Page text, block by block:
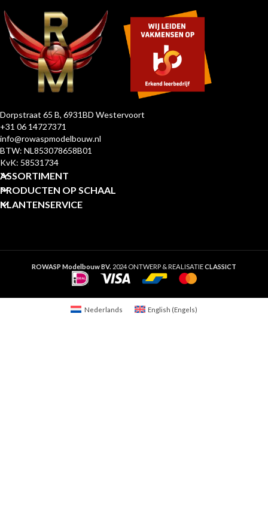
Dorpstraat 65 B, 6931BD Westervoort
+31 06 14727371
info@rowaspmodelbouw.nl
BTW: NL853078658B01
KvK: 58531734
ASSORTIMENT
PRODUCTEN OP SCHAAL
KLANTENSERVICE
ROWASP Modelbouw BV. 2024 ONTWERP & REALISATIECLASSICT
Nederlands English (Engels)